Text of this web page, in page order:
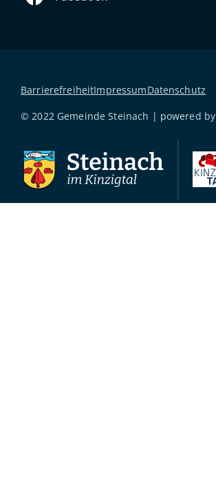
BarrierefreiheitImpressumDatenschutz
© 2022 Gemeinde Steinach | powered by